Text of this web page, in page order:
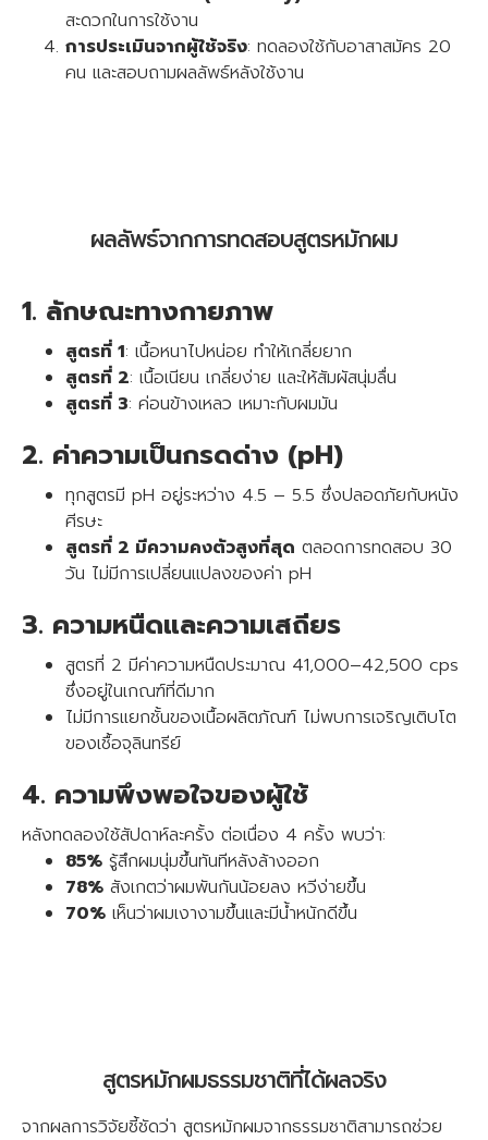
สะดวกในการใช้งาน
การประเมินจากผู้ใช้จริง: ทดลองใช้กับอาสาสมัคร 20
คน และสอบถามผลลัพธ์หลังใช้งาน
ผลลัพธ์จากการทดสอบสูตรหมักผม
1. ลักษณะทางกายภาพ
สูตรที่ 1: เนื้อหนาไปหน่อย ทำให้เกลี่ยยาก
สูตรที่ 2: เนื้อเนียน เกลี่ยง่าย และให้สัมผัสนุ่มลื่น
สูตรที่ 3: ค่อนข้างเหลว เหมาะกับผมมัน
2. ค่าความเป็นกรดด่าง (pH)
ทุกสูตรมี pH อยู่ระหว่าง 4.5 – 5.5 ซึ่งปลอดภัยกับหนัง
ศีรษะ
สูตรที่ 2 มีความคงตัวสูงที่สุด ตลอดการทดสอบ 30
วัน ไม่มีการเปลี่ยนแปลงของค่า pH
3. ความหนืดและความเสถียร
สูตรที่ 2 มีค่าความหนืดประมาณ 41,000–42,500 cps
ซึ่งอยู่ในเกณฑ์ที่ดีมาก
ไม่มีการแยกชั้นของเนื้อผลิตภัณฑ์ ไม่พบการเจริญเติบโต
ของเชื้อจุลินทรีย์
4. ความพึงพอใจของผู้ใช้
หลังทดลองใช้สัปดาห์ละครั้ง ต่อเนื่อง 4 ครั้ง พบว่า:
85% รู้สึกผมนุ่มขึ้นทันทีหลังล้างออก
78% สังเกตว่าผมพันกันน้อยลง หวีง่ายขึ้น
70% เห็นว่าผมเงางามขึ้นและมีน้ำหนักดีขึ้น
สูตรหมักผมธรรมชาติที่ได้ผลจริง
จากผลการวิจัยชี้ชัดว่า สูตรหมักผมจากธรรมชาติสามารถช่วย